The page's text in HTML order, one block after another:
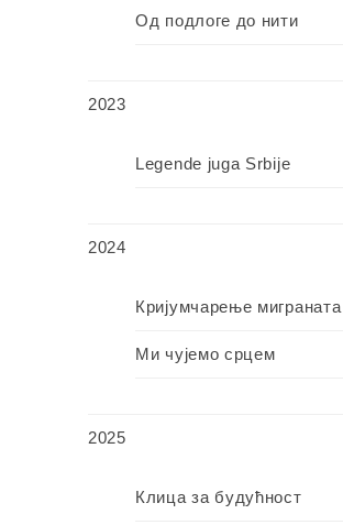
Од подлоге до нити
2023
Legende juga Srbije
2024
Кријумчарење миграната
Ми чујемо срцем
2025
Клица за будућност